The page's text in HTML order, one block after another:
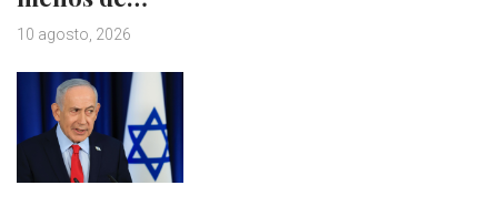
10 agosto, 2026